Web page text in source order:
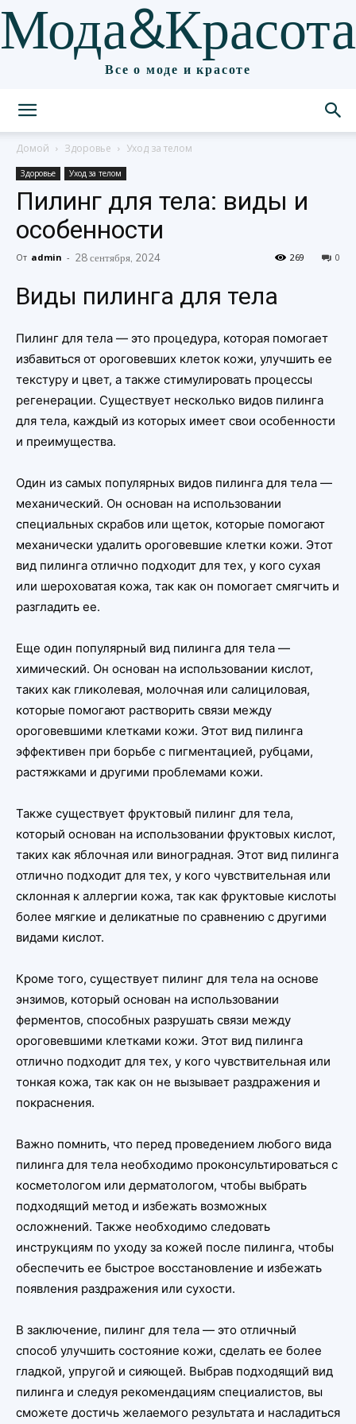
Мода&Красота
Все о моде и красоте
Домой Здоровье Уход за телом
Здоровье Уход за телом
Пилинг для тела: виды и
особенности
От admin - 28 сентября, 2024 0
269
Виды пилинга для тела
Пилинг для тела — это процедура, которая помогает
избавиться от ороговевших клеток кожи, улучшить ее
текстуру и цвет, а также стимулировать процессы
регенерации. Существует несколько видов пилинга
для тела, каждый из которых имеет свои особенности
и преимущества.
Один из самых популярных видов пилинга для тела —
механический. Он основан на использовании
специальных скрабов или щеток, которые помогают
механически удалить ороговевшие клетки кожи. Этот
вид пилинга отлично подходит для тех, у кого сухая
или шероховатая кожа, так как он помогает смягчить и
разгладить ее.
Еще один популярный вид пилинга для тела —
химический. Он основан на использовании кислот,
таких как гликолевая, молочная или салициловая,
которые помогают растворить связи между
ороговевшими клетками кожи. Этот вид пилинга
эффективен при борьбе с пигментацией, рубцами,
растяжками и другими проблемами кожи.
Также существует фруктовый пилинг для тела,
который основан на использовании фруктовых кислот,
таких как яблочная или виноградная. Этот вид пилинга
отлично подходит для тех, у кого чувствительная или
склонная к аллергии кожа, так как фруктовые кислоты
более мягкие и деликатные по сравнению с другими
видами кислот.
Кроме того, существует пилинг для тела на основе
энзимов, который основан на использовании
ферментов, способных разрушать связи между
ороговевшими клетками кожи. Этот вид пилинга
отлично подходит для тех, у кого чувствительная или
тонкая кожа, так как он не вызывает раздражения и
покраснения.
Важно помнить, что перед проведением любого вида
пилинга для тела необходимо проконсультироваться с
косметологом или дерматологом, чтобы выбрать
подходящий метод и избежать возможных
осложнений. Также необходимо следовать
инструкциям по уходу за кожей после пилинга, чтобы
обеспечить ее быстрое восстановление и избежать
появления раздражения или сухости.
В заключение, пилинг для тела — это отличный
способ улучшить состояние кожи, сделать ее более
гладкой, упругой и сияющей. Выбрав подходящий вид
пилинга и следуя рекомендациям специалистов, вы
сможете достичь желаемого результата и насладиться